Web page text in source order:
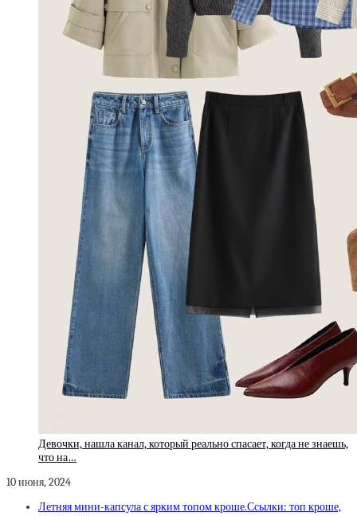
Девочки, нашла канал, который реально спасает, когда не знаешь,
что на…
10 июня, 2024
Летняя мини-капсула с ярким топом кроше.Ссылки: топ кроше,